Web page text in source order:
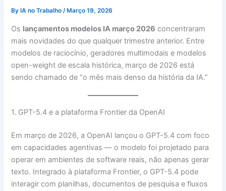
By IA no Trabalho/ Março 19, 2026
Os lançamentos modelos IA março 2026 concentraram
mais novidades do que qualquer trimestre anterior. Entre
modelos de raciocínio, geradores multimodais e modelos
open-weight de escala histórica, março de 2026 está
sendo chamado de “o mês mais denso da história da IA.”
1. GPT-5.4 e a plataforma Frontier da OpenAI
Em março de 2026, a OpenAI lançou o GPT-5.4 com foco
em capacidades agentivas — o modelo foi projetado para
operar em ambientes de software reais, não apenas gerar
texto. Integrado à plataforma Frontier, o GPT-5.4 pode
interagir com planilhas, documentos de pesquisa e fluxos